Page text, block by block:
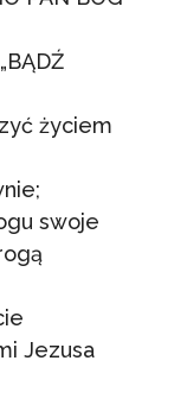
życiem
swoje
Jezusa